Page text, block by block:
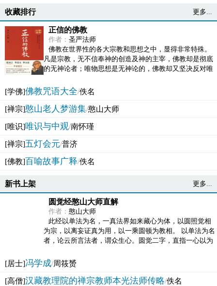
收藏排行 更多...
正信的佛教
作者： 圣严法师
佛教在世界性的各大宗教和思想之中，显得非常特殊。
凡是宗教，无不信奉神的创造及神的主宰，佛教却是彻底
的无神论者；唯物思想是无神论的，佛教却又坚决反对唯
[学佛]佛教咒语大全/佚名
[禅宗]憨山老人梦游集/憨山大师
[唯识]唯识与中观/南怀瑾
[禅宗]五灯会元/普济
[佛教]百喻故事广释/佚名
新书上架 更多...
圆觉经憨山大师直解
作者： 憨山大师
此经以单法为名，一真法界如来藏心为体，以圆照觉相
为宗，以离妄证真为用，以一乘圆顿为教相。 以单法为名
者，论云所言法者，谓众生心。圆觉二字，直指一心以为
[居士]冯学成/周筱赟
[高僧]汉藏教理院的禅宗教师本光法师传略/佚名